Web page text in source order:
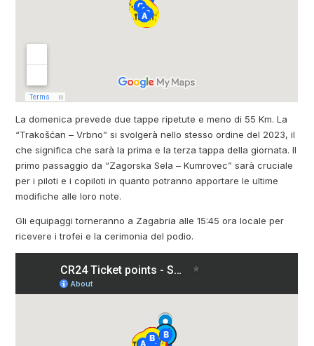
La domenica prevede due tappe ripetute e meno di 55 Km. La
“Trakošćan – Vrbno” si svolgerà nello stesso ordine del 2023, il
che significa che sarà la prima e la terza tappa della giornata. Il
primo passaggio da “Zagorska Sela – Kumrovec” sarà cruciale
per i piloti e i copiloti in quanto potranno apportare le ultime
modifiche alle loro note.
Gli equipaggi torneranno a Zagabria alle 15:45 ora locale per
ricevere i trofei e la cerimonia del podio.